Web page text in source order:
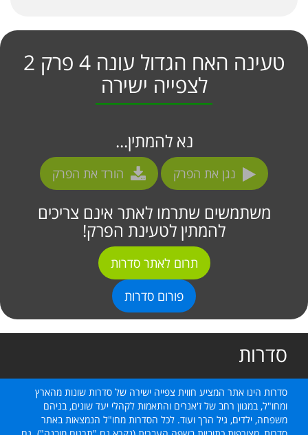
טעינה האח הגדול עונה 4 פרק 2
לצפייה ישירה
נא להמתין...
נגן את הפרק הורד את הפרק
משתמשים שתרמו לאתר אינם צריכים
להמתין לטעינת הפרק!
תרום לאתר סדרות
פורום סדרות
סדרות
סדרות הינו אתר המציע חווית צפייה ישירה של סדרות שונות מהארץ
ומחו"ל, במגוון רחב של ז'אנרים והתאמות לקהלי יעד שונים, בניהם
משפחה, ילדים, גיל הרך ועוד. לכל הסדרות מחו"ל הנמצאות באתר